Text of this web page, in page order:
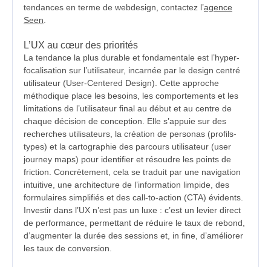
tendances en terme de webdesign, contactez l’agence
Seen
L’UX au cœur des priorités
La tendance la plus durable et fondamentale est l’hyper-
focalisation sur l’utilisateur, incarnée par le design centré
utilisateur (User-Centered Design). Cette approche
méthodique place les besoins, les comportements et les
limitations de l’utilisateur final au début et au centre de
chaque décision de conception. Elle s’appuie sur des
recherches utilisateurs, la création de personas (profils-
types) et la cartographie des parcours utilisateur (user
journey maps) pour identifier et résoudre les points de
friction. Concrètement, cela se traduit par une navigation
intuitive, une architecture de l’information limpide, des
formulaires simplifiés et des call-to-action (CTA) évidents.
Investir dans l’UX n’est pas un luxe : c’est un levier direct
de performance, permettant de réduire le taux de rebond,
d’augmenter la durée des sessions et, in fine, d’améliorer
les taux de conversion.